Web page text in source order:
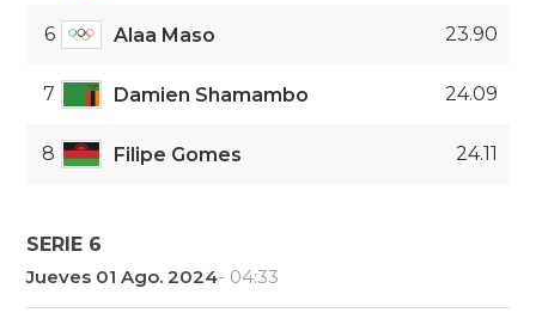
6 Alaa Maso 23.90
7 Damien Shamambo 24.09
8 Filipe Gomes 24.11
SERIE 6
Jueves 01 Ago. 2024- 04:33